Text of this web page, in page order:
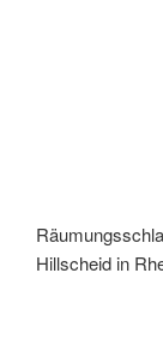
Hillscheid in